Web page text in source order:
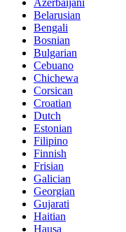
Azerbaijani
Belarusian
Bengali
Bosnian
Bulgarian
Cebuano
Chichewa
Corsican
Croatian
Dutch
Estonian
Filipino
Finnish
Frisian
Galician
Georgian
Gujarati
Haitian
Hausa